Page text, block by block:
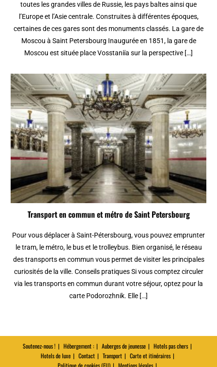
toutes les grandes villes de Russie, les pays baltes ainsi que
l’Europe et l’Asie centrale. Construites à différentes époques,
certaines de ces gares sont des monuments classés. La gare de
Moscou à Saint Petersbourg Inaugurée en 1851, la gare de
Moscou est située place Vosstaniïa sur la perspective […]
Transport en commun et métro de Saint Petersbourg
Pour vous déplacer à Saint-Pétersbourg, vous pouvez emprunter
le tram, le métro, le bus et le trolleybus. Bien organisé, le réseau
des transports en commun vous permet de visiter les principales
curiosités de la ville. Conseils pratiques Si vous comptez circuler
via les transports en commun durant votre séjour, optez pour la
carte Podorozhnik. Elle […]
Soutenez-nous ! Hébergement : Auberges de jeunesse
Hotels pas chers
Hotels de luxe
Contact Transport
Carte et itinéraires